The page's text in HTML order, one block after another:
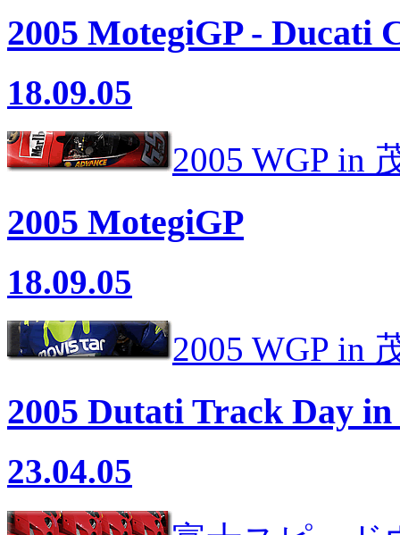
2005 MotegiGP - Ducati
18.09.05
2005 WGP in
2005 MotegiGP
18.09.05
2005 WGP in
2005 Dutati Track Day
23.04.05